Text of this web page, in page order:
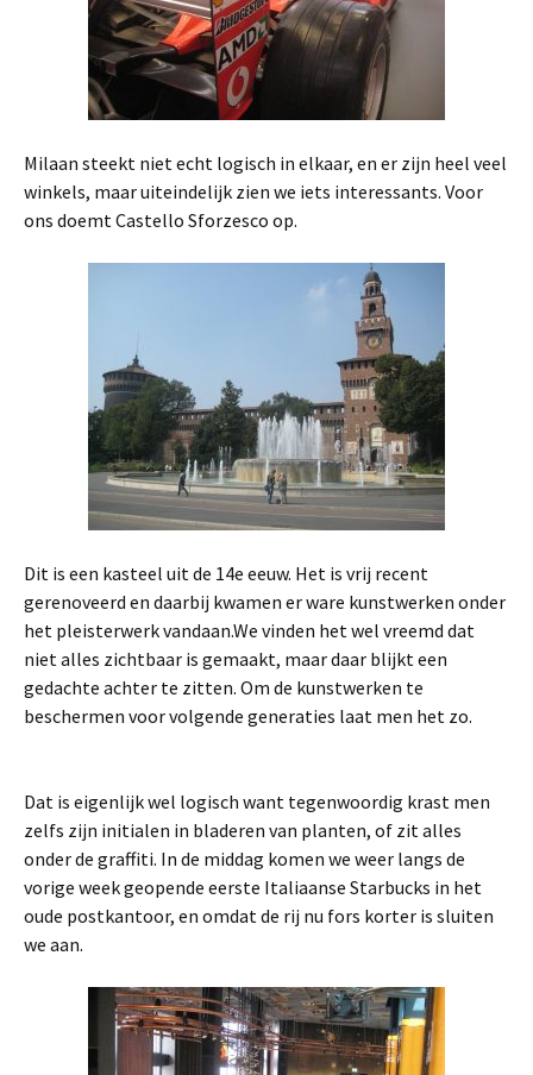
Milaan steekt niet echt logisch in elkaar, en er zijn heel veel
winkels, maar uiteindelijk zien we iets interessants. Voor
ons doemt Castello Sforzesco op.
Dit is een kasteel uit de 14e eeuw. Het is vrij recent
gerenoveerd en daarbij kwamen er ware kunstwerken onder
het pleisterwerk vandaan.We vinden het wel vreemd dat
niet alles zichtbaar is gemaakt, maar daar blijkt een
gedachte achter te zitten. Om de kunstwerken te
beschermen voor volgende generaties laat men het zo.
Dat is eigenlijk wel logisch want tegenwoordig krast men
zelfs zijn initialen in bladeren van planten, of zit alles
onder de graffiti. In de middag komen we weer langs de
vorige week geopende eerste Italiaanse Starbucks in het
oude postkantoor, en omdat de rij nu fors korter is sluiten
we aan.